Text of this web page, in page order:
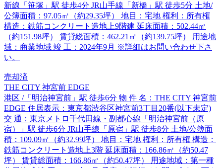
新線「笹塚」駅 徒歩4分 JR山手線「新橋」駅 徒歩5分 土地/
公簿面積：97.05㎡（約29.35坪） 地目：宅地 権利：所有権
構造：鉄筋コンクリート造地上9階建 延床面積：502.44㎡
（約151.98坪） 賃貸総面積：462.21㎡（約139.75坪） 用途地
域：商業地域 竣 工：2024年9月 ※詳細はお問い合わせ下さ
い。
売却済
THE CITY 神宮前 EDGE
港区 /「明治神宮前」駅 徒歩6分 物 件 名：THE CITY 神宮前
EDGE 住居表示：東京都渋谷区神宮前3丁目20番(以下未定)
交 通：東京メトロ千代田線・副都心線「明治神宮前（原
宿）」駅 徒歩6分 JR山手線「原宿」駅 徒歩8分 土地/公簿面
積：109.09㎡（約32.99坪） 地目：宅地 権利：所有権 構造：
鉄筋コンクリート造地上3階 延床面積：166.86㎡（約50.47
坪） 賃貸総面積：166.86㎡（約50.47坪） 用途地域：第一種